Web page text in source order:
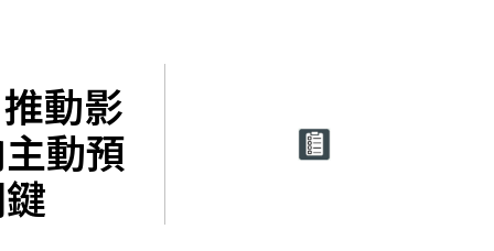
動影
動預